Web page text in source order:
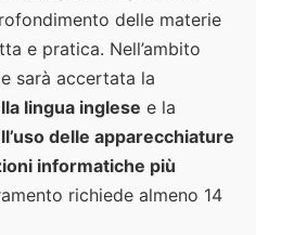
delle materie
e pratica. Nell’ambito
sarà accertata la
lingua inglese e la
delle apparecchiature
informatiche più
richiede almeno 14